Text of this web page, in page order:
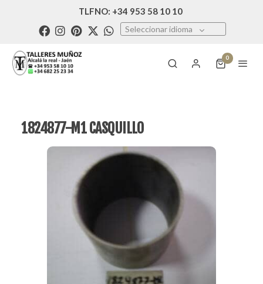
TLFNO: +34 953 58 10 10
Seleccionar idioma
0
1824877-M1 CASQUILLO